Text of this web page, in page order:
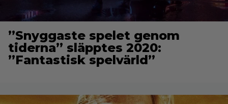
”Snyggaste spelet genom
tiderna” släpptes 2020:
”Fantastisk spelvärld”